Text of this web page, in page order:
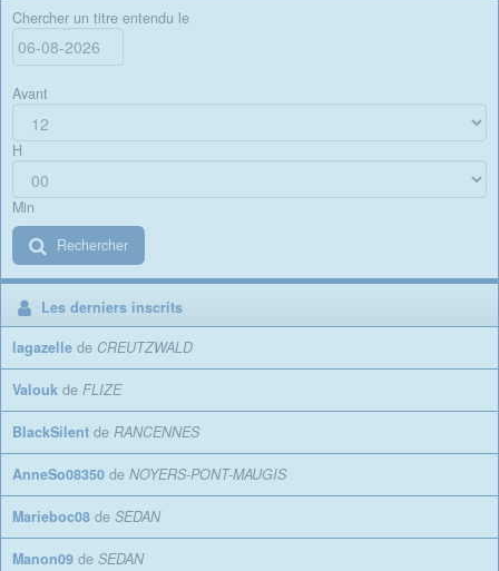
Chercher un titre entendu le
Avant
H
Min
Rechercher
Les derniers inscrits
lagazelle de CREUTZWALD
Valouk de FLIZE
BlackSilent de RANCENNES
AnneSo08350 de NOYERS-PONT-MAUGIS
Marieboc08 de SEDAN
Manon09 de SEDAN